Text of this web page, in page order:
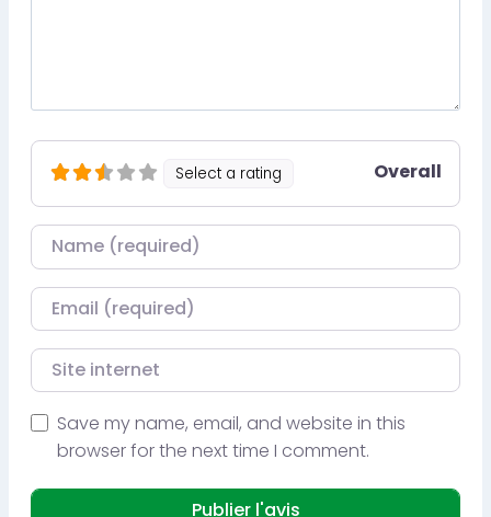
Select a rating Overall
Nom
Courriel
Site internet
Save my name, email, and website in this
browser for the next time I comment.